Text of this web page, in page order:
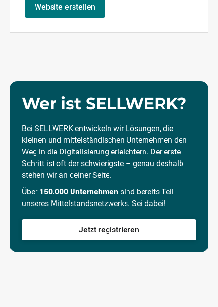
Website erstellen
Wer ist SELLWERK?
Bei SELLWERK entwickeln wir Lösungen, die
kleinen und mittelständischen Unternehmen den
Weg in die Digitalisierung erleichtern. Der erste
Schritt ist oft der schwierigste – genau deshalb
stehen wir an deiner Seite.
Über 150.000 Unternehmen sind bereits Teil
unseres Mittelstandsnetzwerks. Sei dabei!
Jetzt registrieren